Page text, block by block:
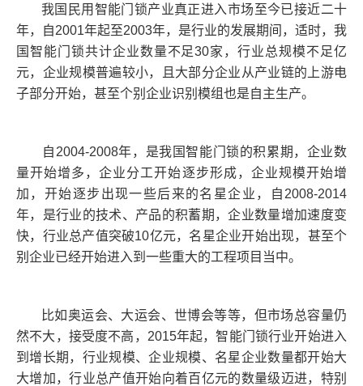
我国民用智能门锁产业真正进入市场至今已接近二十
年，自2001年起至2003年，是行业的发展期间，适时，我
国智能门锁共计企业数量不足30家，行业总规模不足亿
元，企业规模普遍较小，且大部分企业从产业链的上游电
子部分开始，甚至个别企业识别模组也是自主生产。
自2004-2008年，是我国智能门锁的积累期，企业数
量开始增多，企业分工开始逐步形成，企业规模开始增
加，开始逐步出现一些后来的名星企业，自2008-2014
年，是行业的技术、产品的积蓄期，企业数量增加速度变
快，行业总产值突破10亿元，名星企业开始出现，甚至个
别企业已经开始进入到一些重大的工程项目当中。
比如奥运会、大运会、世博会等等，但市场总容量仍
然不大，接受度不高，2015年起，智能门锁行业开始进入
到增长期，行业规模、企业规模、名星企业数量都开始大
大增加，行业总产值开始向着百亿元的数量级迈进，特别